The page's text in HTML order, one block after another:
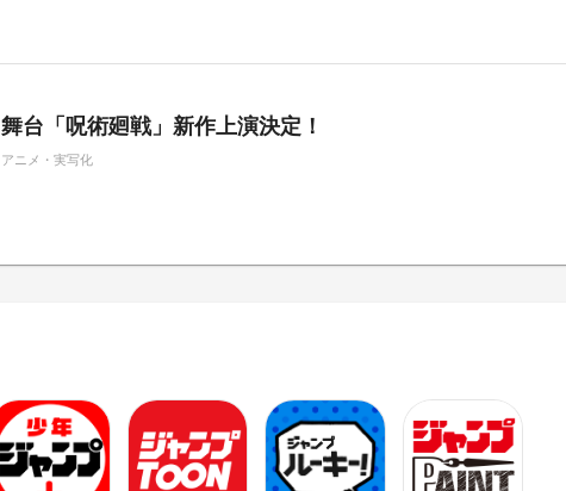
舞台「呪術廻戦」新作上演決定！
アニメ・実写化